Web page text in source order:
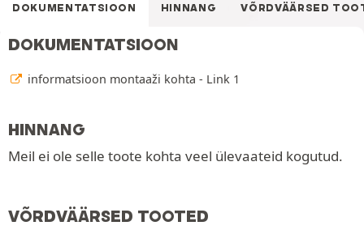
DOKUMENTATSIOON HINNANG VÕRDVÄÄRSED
DOKUMENTATSIOON
informatsioon montaaži kohta - Link 1
HINNANG
Meil ei ole selle toote kohta veel ülevaateid kogutud.
VÕRDVÄÄRSED TOOTED